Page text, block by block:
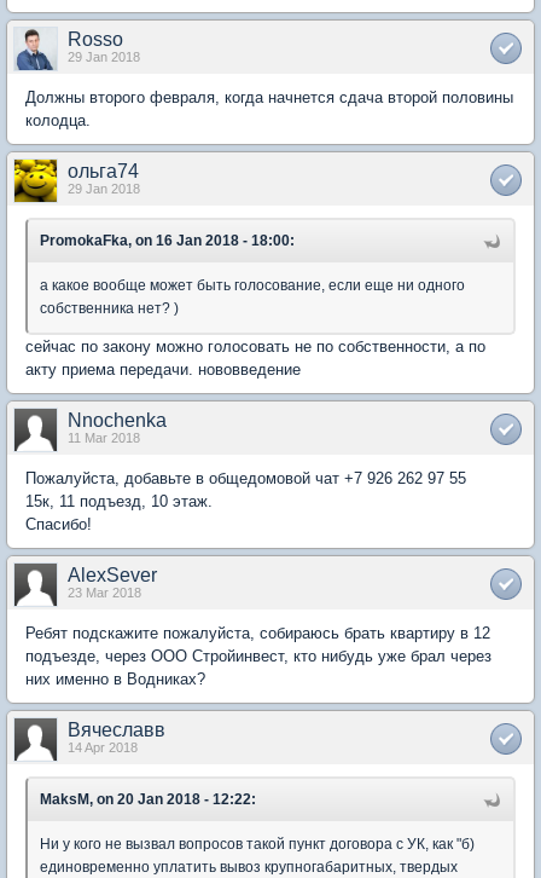
Rosso
29 Jan 2018
Должны второго февраля, когда начнется сдача второй половины
колодца.
ольга74
29 Jan 2018
PromokaFka, on 16 Jan 2018 - 18:00:
а какое вообще может быть голосование, если еще ни одного
собственника нет? )
сейчас по закону можно голосовать не по собственности, а по
акту приема передачи. нововведение
Nnochenka
11 Mar 2018
Пожалуйста, добавьте в общедомовой чат +7 926 262 97 55
15к, 11 подъезд, 10 этаж.
Спасибо!
AlexSever
23 Mar 2018
Ребят подскажите пожалуйста, собираюсь брать квартиру в 12
подъезде, через ООО Стройинвест, кто нибудь уже брал через
них именно в Водниках?
Вячеславв
14 Apr 2018
MaksM, on 20 Jan 2018 - 12:22:
Ни у кого не вызвал вопросов такой пункт договора с УК, как "б)
единовременно уплатить вывоз крупногабаритных, твердых